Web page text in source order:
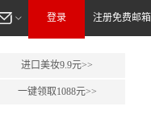
登录 注册免费邮箱
进口美妆9.9元>>
一键领取1088元>>